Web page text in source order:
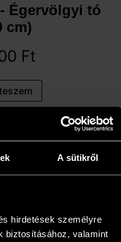
A sütikről
hirdetések személyre
biztosításához, valamint
Égervölgyi tó
cm)
Ft